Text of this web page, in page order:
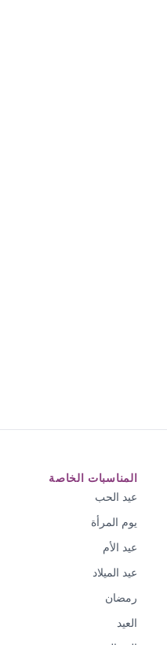
المناسبات الخاصة
عيد الحب
يوم المرأة
عيد الأم
عيد الميلاد
رمضان
العيد